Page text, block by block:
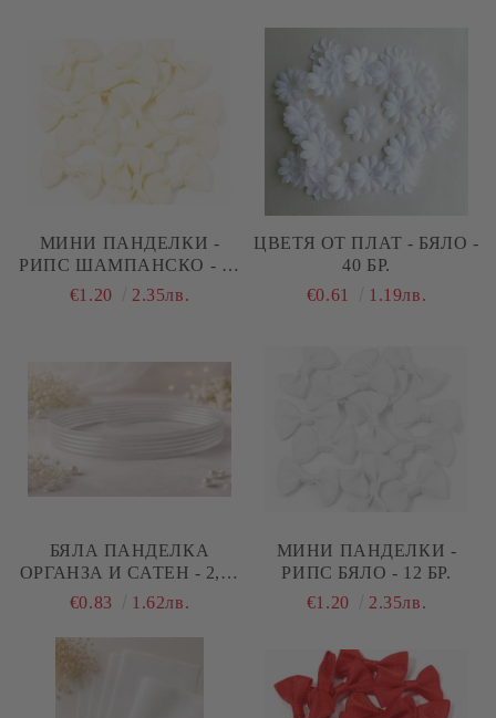
МИНИ ПАНДЕЛКИ -
РИПС ШАМПАНСКО - 12
БР.
€1.20 2.35лв.
ЦВЕТЯ ОТ ПЛАТ - БЯЛО -
40 БР.
€0.61
1.19лв.
БЯЛА ПАНДЕЛКА
ОРГАНЗА И САТЕН - 2,00
СМ - 5 М.
€0.83 1.62лв.
МИНИ ПАНДЕЛКИ -
РИПС БЯЛО - 12 БР.
€1.20
2.35лв.